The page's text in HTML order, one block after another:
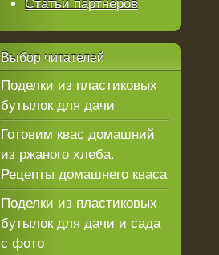
Статьи партнеров
Выборчитателей
Поделки из пластиковых
бутылок для дачи
Готовим квас домашний
из ржаного хлеба.
Рецепты домашнего кваса
Поделки из пластиковых
бутылок для дачи и сада
с фото